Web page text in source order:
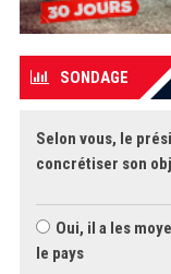
SONDAGE
Selon vous, le
concrétiser son
Oui, il a les
le pays